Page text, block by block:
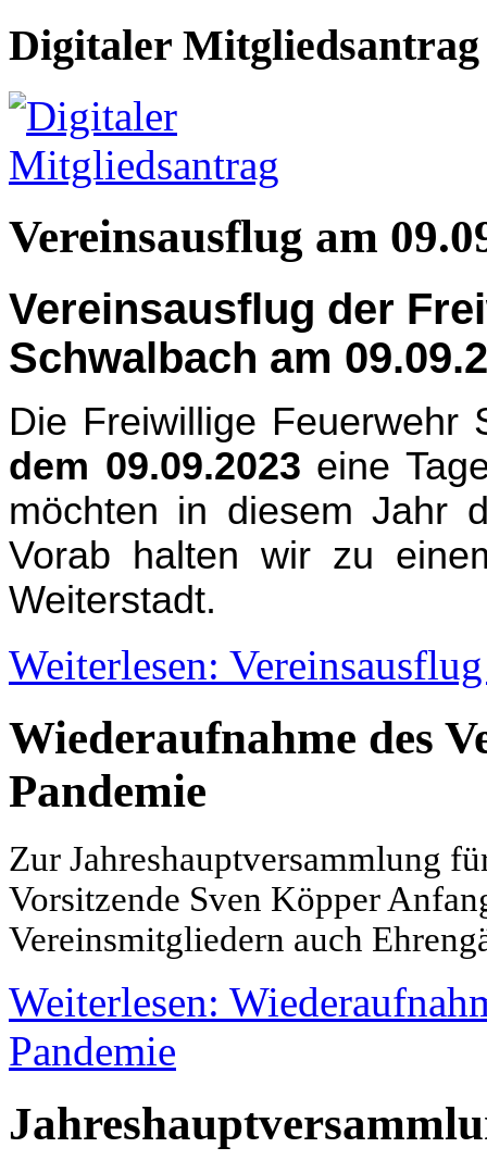
Digitaler Mitgliedsantrag
Vereinsausflug am
Vereinsausflug der
Schwalbach am
Die Freiwillige Feuerwehr
dem 09.09.2023 eine
möchten in diesem Jahr
Vorab halten wir zu
Weiterstadt.
Weiterlesen:
Wiederaufnahme des
Pandemie
Zur Jahreshauptversammlung
Vorsitzende Sven Köpper
Vereinsmitgliedern auch
Weiterlesen:
Pandemie